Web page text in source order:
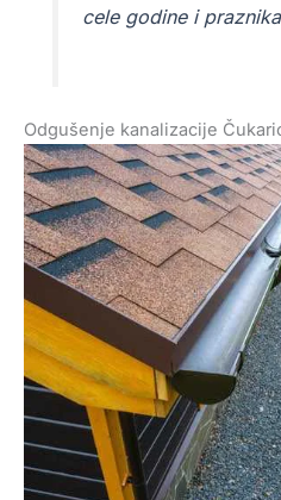
cele godine i
Odgušenje kanalizacije